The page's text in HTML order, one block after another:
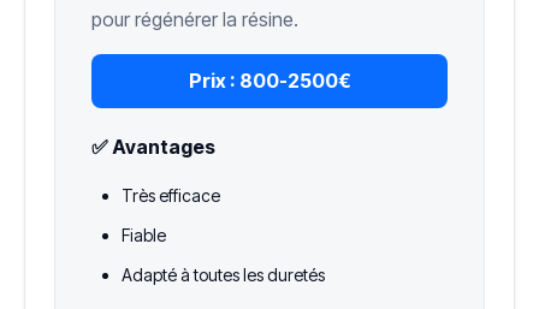
pour régénérer la résine.
Prix : 800-2500€
✅ Avantages
Très efficace
Fiable
Adapté à toutes les duretés